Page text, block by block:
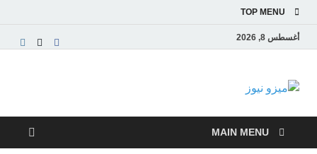
TOP MENU
أغسطس 8, 2026
ميزو نيوز
والاقتصادية
MAIN MENU